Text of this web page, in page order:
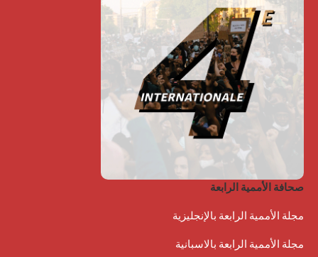
صحافة الأممية الرابعة
مجلة الأممية الرابعة بالإنجليزية
مجلة الأممية الرابعة بالاسبانية